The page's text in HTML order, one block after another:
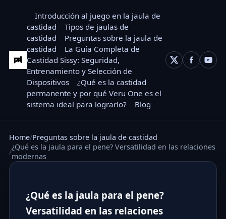
Introducción al juego en la jaula de
castidad
Tipos de jaulas de
castidad
Preguntas sobre la jaula de
castidad
La Guía Completa de
Castidad Sissy: Seguridad,
Entrenamiento y Selección de
Dispositivos
¿Qué es la castidad
permanente y por qué Veru One es el
sistema ideal para lograrlo?
Blog
Home Preguntas sobre la jaula de castidad
¿Qué es la jaula para el pene? Versatilidad en las relaciones
modernas
¿Qué es la jaula para el pene?
Versatilidad en las relaciones